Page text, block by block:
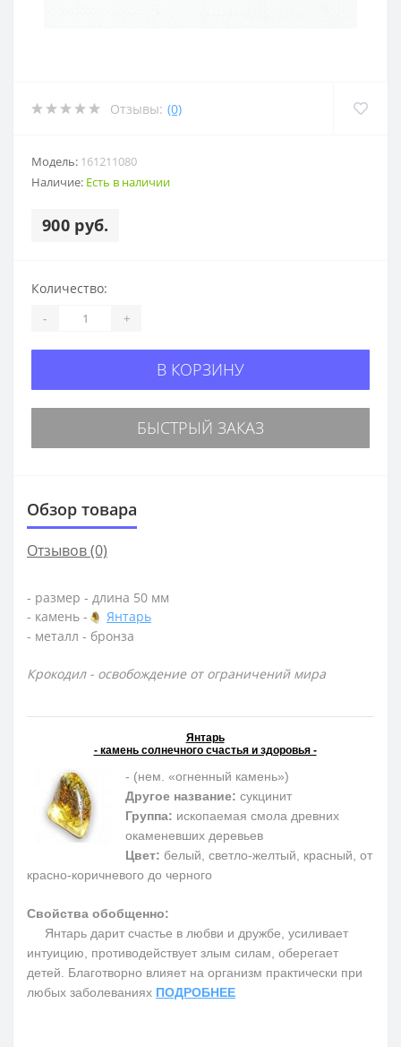
Отзывы: (0)
Модель: 161211080
Наличие: Есть в наличии
900 руб.
Количество:
- +
В КОРЗИНУ
БЫСТРЫЙ ЗАКАЗ
Обзор товара
Отзывов (0)
- размер - длина 50 мм
- камень -
Янтарь
- металл - бронза
Крокодил - освобождение от ограничений мира
Янтарь
- камень солнечного счастья и здоровья -
- (нем. «огненный камень»)
Другое название: сукцинит
Группа: ископаемая смола древних
окаменевших деревьев
Цвет: белый, светло-желтый, красный, от
красно-коричневого до черного
Свойства обобщенно:
Янтарь дарит счастье в любви и дружбе, усиливает
интуицию, противодействует злым силам, оберегает
детей. Благотворно влияет на организм практически при
любых заболеваниях ПОДРОБНЕЕ